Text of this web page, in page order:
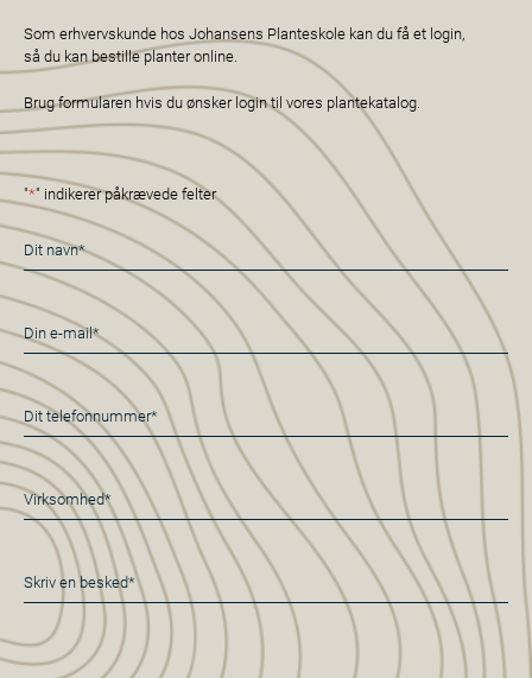
Som erhvervskunde hos Johansens Planteskole kan du få et login,
så du kan bestille planter online.
Brug formularen hvis du ønsker login til vores plantekatalog.
"*" indikerer påkrævede felter
Navn
*
E-
mail
*
Telefon
*
Virksomhed*
*
Besked
*